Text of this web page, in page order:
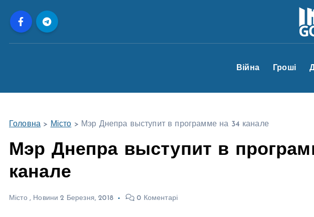
Війна Гроші
Головна > Місто > Мэр Днепра выступит в программе на 34 канале
Мэр Днепра выступит в
канале
Місто, Новини 2 Березня, 2018 0 Коментарі